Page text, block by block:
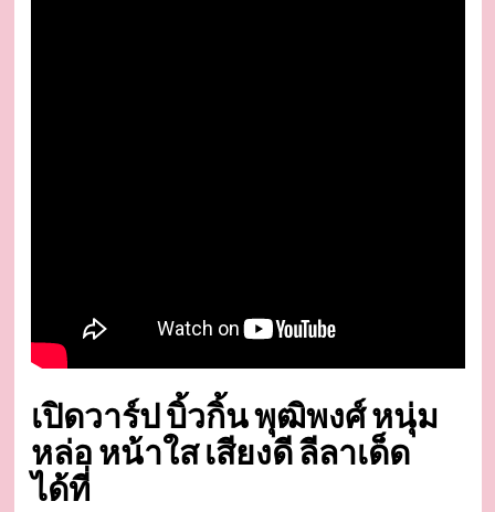
เปิดวาร์ป บิ้วกิ้น พุฒิพงศ์ หนุ่ม
หล่อ หน้าใส เสียงดี ลีลาเด็ด
ได้ที่